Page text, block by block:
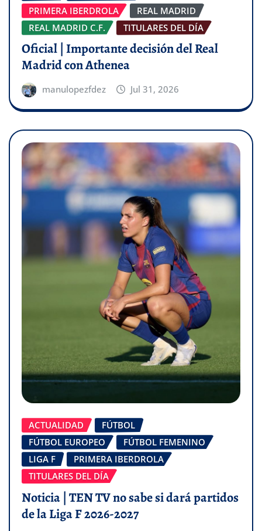
PRIMERA IBERDROLA
REAL MADRID
REAL MADRID C.F.
TITULARES DEL DÍA
Oficial | Importante decisión del Real
Madrid con Athenea
manulopezfdez Jul 31, 2026
ACTUALIDAD
FÚTBOL
FÚTBOL EUROPEO
FÚTBOL FEMENINO
LIGA F
PRIMERA IBERDROLA
TITULARES DEL DÍA
Noticia | TEN TV no sabe si dará partidos
de la Liga F 2026-2027